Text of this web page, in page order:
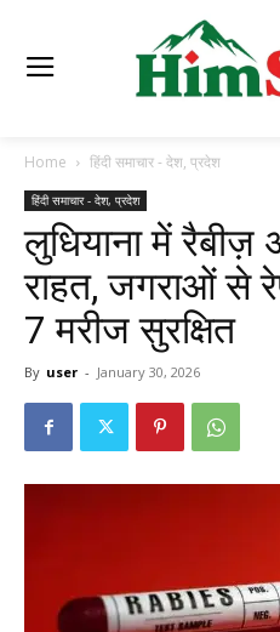
Home हिंदी समाचार - देश, प्रदेश
हिंदी समाचार - देश, प्रदेश
लुधियाना में रैबीज़
राहत, जगराओं से
7 मरीज सुरक्षित
By user - January 30, 2026